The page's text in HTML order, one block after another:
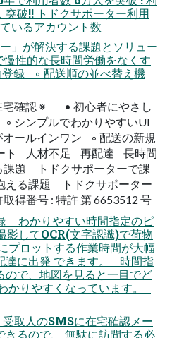
突破!! トドクサポーター利用
いるアカウント数
」が解決する課題とソリュー
慢性的な長時間労働をなくす
録 ◦ 配送順の並べ替え機
確認 ※ • 初心者にやさし
シンプルでわかりやすいUI
オールインワン ◦ 配送の新規
ト 人材不足 再配達 長時間
題 トドクサポーターで課
る課題 トドクサポーター
得番号 : 特許 第 6653512 号
わかりやすい時間指定のピ
してOCR(文字認識)で荷物
プロットする作業時間が大幅
達に出発 できます。 時間指
ので、地図を見ると一目でど
かりやすくなっています。
取人のSMSに在宅確認メー
きるので、 無駄に訪問する必